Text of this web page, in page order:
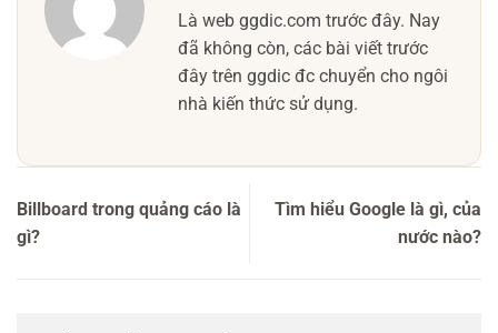
Là web ggdic.com trước đây. Nay
đã không còn, các bài viết trước
đây trên ggdic đc chuyển cho ngôi
nhà kiến thức sử dụng.
Billboard trong quảng cáo là
gì?
Tìm hiểu Google là gì, của
nước nào?